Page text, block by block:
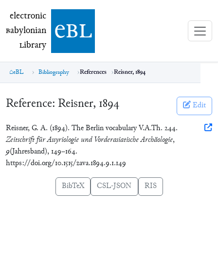
electronic Babylonian Library (eBL)
electronic
Babylonian
Library ebl
eBL Bibliography References Reisner, 1894
Reference: Reisner, 1894 Edit
Reisner, G. A. (1894). The Berlin vocabulary V.A.Th. 244.
Zeitschrift für Assyriologie und Vorderasiatische Archäologie,
9(Jahresband), 149–164.
https://doi.org/10.1515/zava.1894.9.1.149
BibTeX CSL-JSON RIS